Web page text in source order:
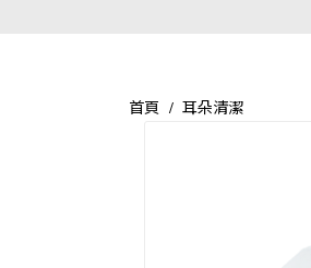
首頁 耳朵清潔